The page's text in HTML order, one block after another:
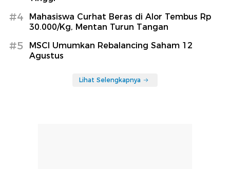
#4
Mahasiswa Curhat Beras di Alor Tembus Rp
30.000/Kg, Mentan Turun Tangan
#5
MSCI Umumkan Rebalancing Saham 12
Agustus
Lihat Selengkapnya